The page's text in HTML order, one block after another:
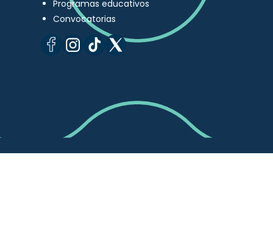
Programas educativos
Convocatorias